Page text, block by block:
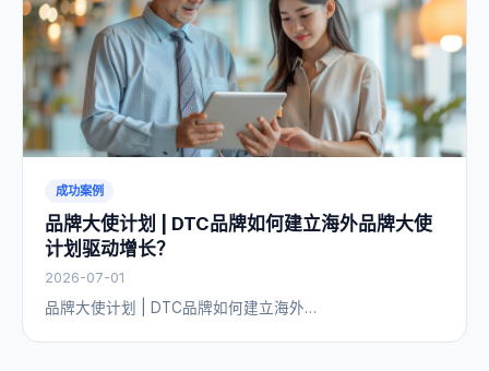
成功案例
品牌大使计划 | DTC品牌如何建立海外品牌大使
计划驱动增长？
2026-07-01
品牌大使计划 | DTC品牌如何建立海外…